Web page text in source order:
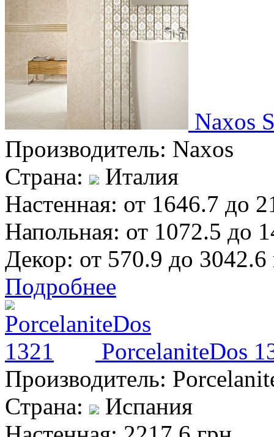
Naxos
Производитель: Naxos
Страна:
Италия
Настенная: от 1646.7 до
Напольная: от 1072.5 до
Декор: от 570.9 до 3042.6
Подробнее
PorcelaniteDos
Производитель:
Страна:
Испания